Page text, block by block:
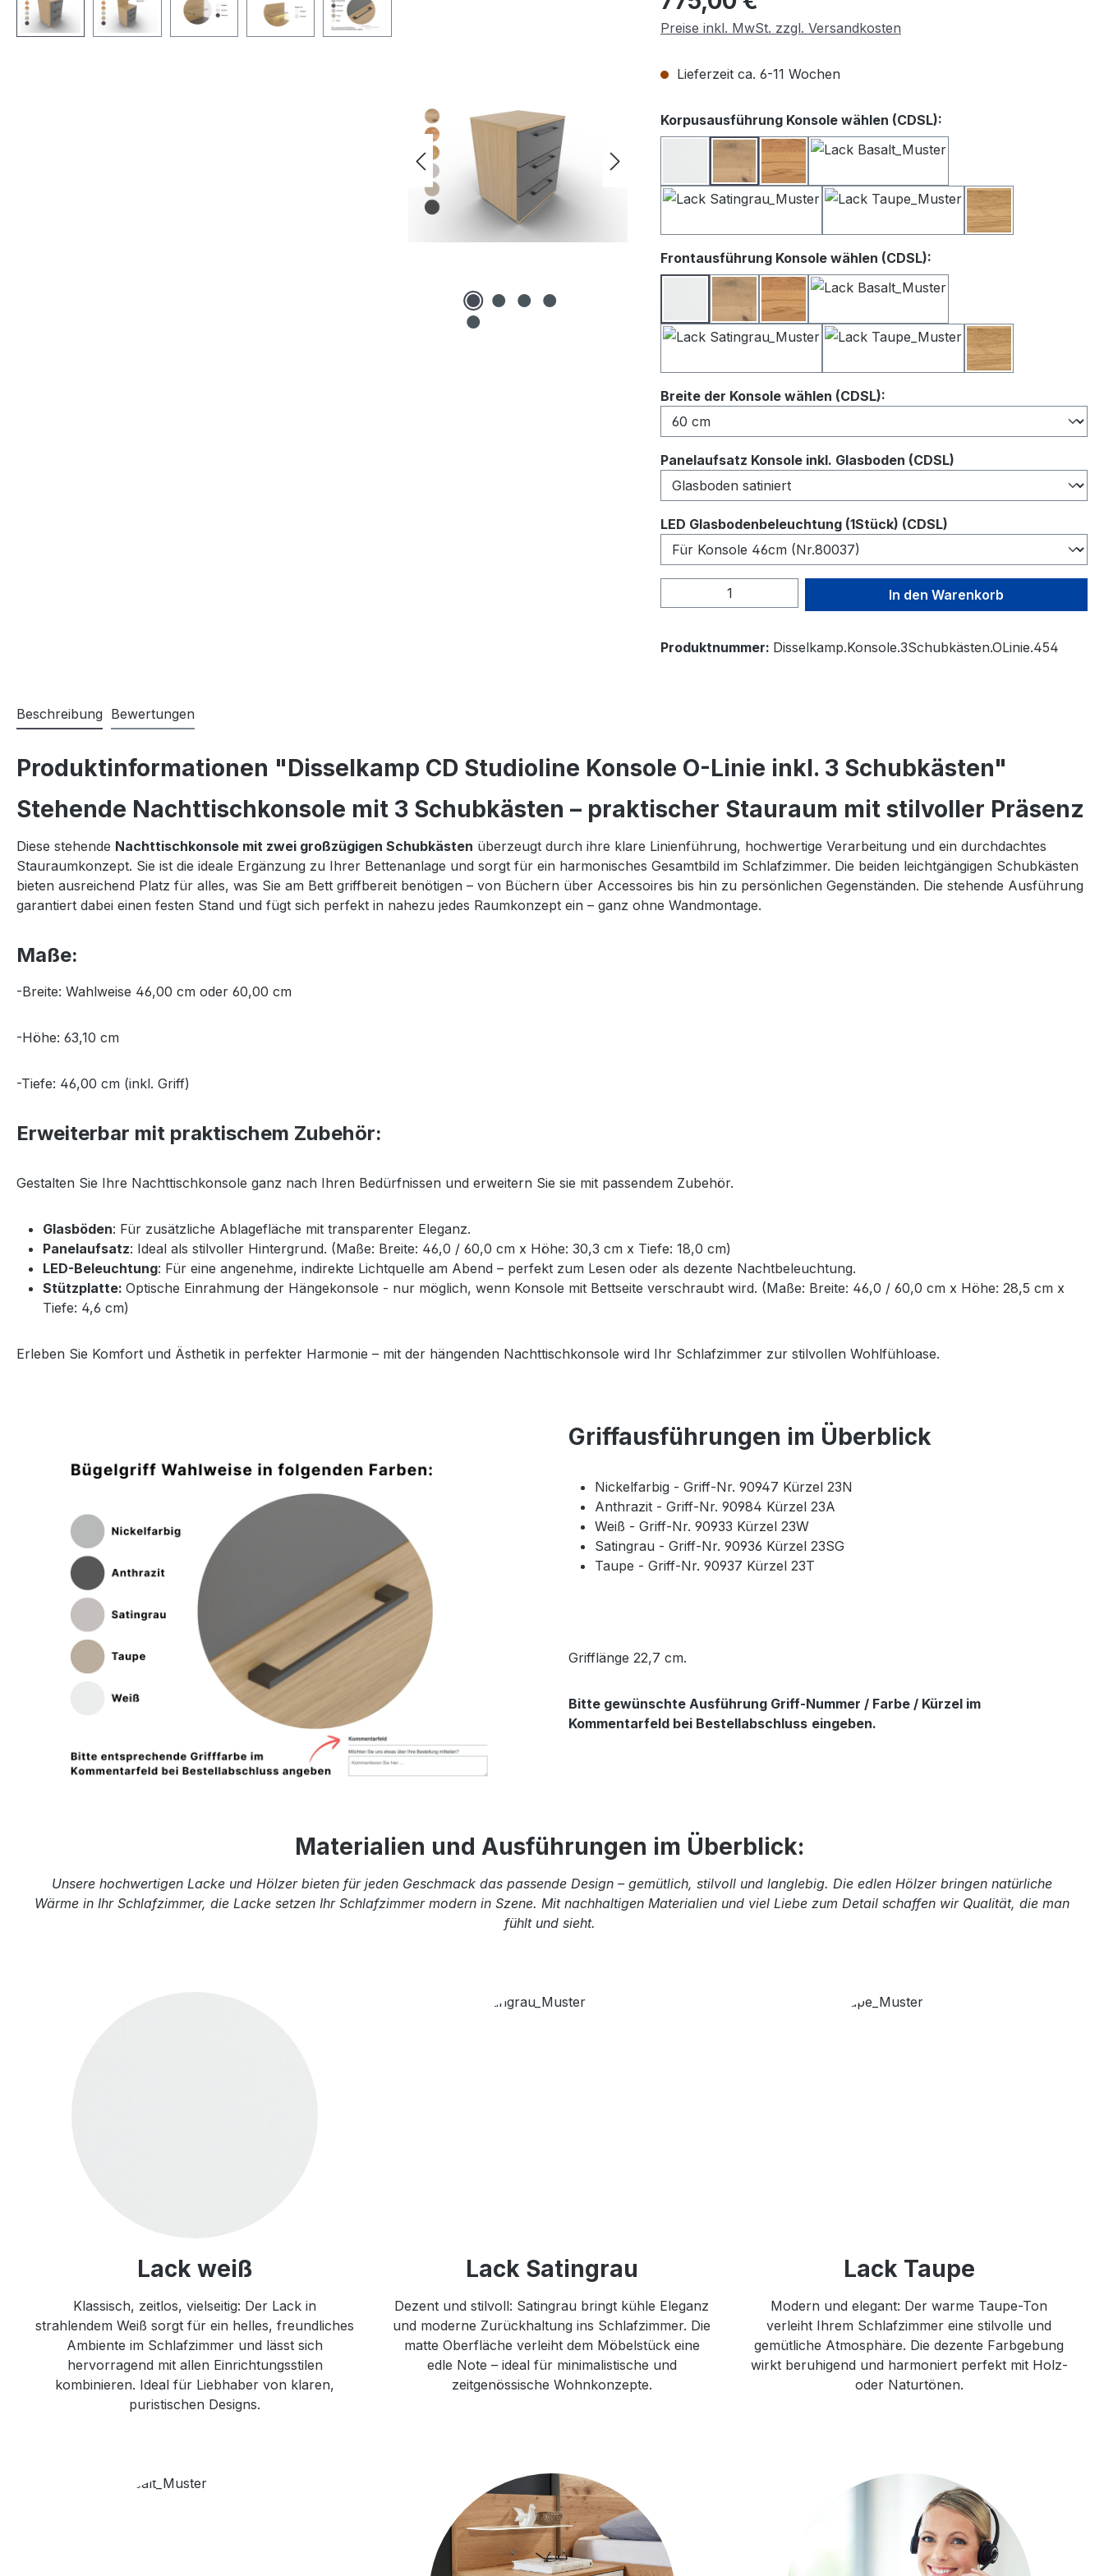
Preise inkl. MwSt. zzgl. Versandkosten
Lieferzeit ca. 6-11 Wochen
Korpusausführung Konsole wählen (CDSL):
BalkeneicheKernbuche
Wildeiche
Frontausführung Konsole wählen (CDSL):
BalkeneicheKernbuche
Wildeiche
Breite der Konsole wählen (CDSL):
Panelaufsatz Konsole inkl. Glasboden (CDSL)
LED Glasbodenbeleuchtung (1Stück) (CDSL)
Produkt Anzahl: Gib den gewünschten Wert
In den Warenkorb
Produktnummer: Disselkamp.Konsole.3Schubkästen.OLinie.454
Beschreibung Bewertungen
Produktinformationen "Disselkamp CD Studioline Konsole O-Linie inkl. 3 Schubkästen"
Stehende Nachttischkonsole mit 3 Schubkästen – praktischer Stauraum mit stilvoller Präsenz
Diese stehende Nachttischkonsole mit zwei großzügigen Schubkästen überzeugt durch ihre klare Linienführung, hochwertige Verarbeitung und ein durchdachtes
Stauraumkonzept. Sie ist die ideale Ergänzung zu Ihrer Bettenanlage und sorgt für ein harmonisches Gesamtbild im Schlafzimmer. Die beiden leichtgängigen Schubkästen
bieten ausreichend Platz für alles, was Sie am Bett griffbereit benötigen – von Büchern über Accessoires bis hin zu persönlichen Gegenständen. Die stehende Ausführung
garantiert dabei einen festen Stand und fügt sich perfekt in nahezu jedes Raumkonzept ein – ganz ohne Wandmontage.
Maße:
-Breite: Wahlweise 46,00 cm oder 60,00 cm
-Höhe: 63,10 cm
-Tiefe: 46,00 cm (inkl. Griff)
Erweiterbar mit praktischem Zubehör:
Gestalten Sie Ihre Nachttischkonsole ganz nach Ihren Bedürfnissen und erweitern Sie sie mit passendem Zubehör.
Glasböden: Für zusätzliche Ablagefläche mit transparenter Eleganz.
Panelaufsatz: Ideal als stilvoller Hintergrund. (Maße: Breite: 46,0 / 60,0 cm x Höhe: 30,3 cm x Tiefe: 18,0 cm)
LED-Beleuchtung: Für eine angenehme, indirekte Lichtquelle am Abend – perfekt zum Lesen oder als dezente Nachtbeleuchtung.
Stützplatte: Optische Einrahmung der Hängekonsole - nur möglich, wenn Konsole mit Bettseite verschraubt wird. (Maße: Breite: 46,0 / 60,0 cm x Höhe: 28,5 cm x
Tiefe: 4,6 cm)
Erleben Sie Komfort und Ästhetik in perfekter Harmonie – mit der hängenden Nachttischkonsole wird Ihr Schlafzimmer zur stilvollen Wohlfühloase.
Griffausführungen im Überblick
Nickelfarbig - Griff-Nr. 90947 Kürzel 23N
Anthrazit - Griff-Nr. 90984 Kürzel 23A
Weiß - Griff-Nr. 90933 Kürzel 23W
Satingrau - Griff-Nr. 90936 Kürzel 23SG
Taupe - Griff-Nr. 90937 Kürzel 23T
Grifflänge 22,7 cm.
Bitte gewünschte Ausführung Griff-Nummer / Farbe / Kürzel im
Kommentarfeld bei Bestellabschluss eingeben.
Materialien und Ausführungen im Überblick:
Unsere hochwertigen Lacke und Hölzer bieten für jeden Geschmack das passende Design – gemütlich, stilvoll und langlebig. Die edlen Hölzer bringen natürliche
Wärme in Ihr Schlafzimmer, die Lacke setzen Ihr Schlafzimmer modern in Szene. Mit nachhaltigen Materialien und viel Liebe zum Detail schaffen wir Qualität, die man
fühlt und sieht.
Lack weiß
Klassisch, zeitlos, vielseitig: Der Lack in
strahlendem Weiß sorgt für ein helles, freundliches
Ambiente im Schlafzimmer und lässt sich
hervorragend mit allen Einrichtungsstilen
kombinieren. Ideal für Liebhaber von klaren,
puristischen Designs.
Lack Satingrau
Dezent und stilvoll: Satingrau bringt kühle Eleganz
und moderne Zurückhaltung ins Schlafzimmer. Die
matte Oberfläche verleiht dem Möbelstück eine
edle Note – ideal für minimalistische und
zeitgenössische Wohnkonzepte.
Lack Taupe
Modern und elegant: Der warme Taupe-Ton
verleiht Ihrem Schlafzimmer eine stilvolle und
gemütliche Atmosphäre. Die dezente Farbgebung
wirkt beruhigend und harmoniert perfekt mit Holz-
oder Naturtönen.